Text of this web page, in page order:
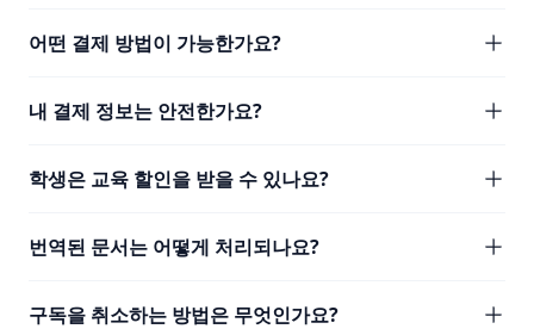
어떤 결제 방법이 가능한가요?
내 결제 정보는 안전한가요?
학생은 교육 할인을 받을 수 있나요?
번역된 문서는 어떻게 처리되나요?
구독을 취소하는 방법은 무엇인가요?